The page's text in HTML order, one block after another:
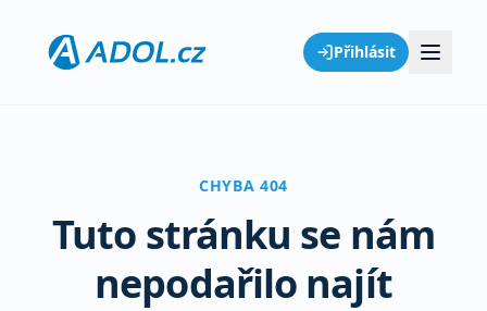
Přihlásit
CHYBA 404
Tuto stránku se nám
nepodařilo najít